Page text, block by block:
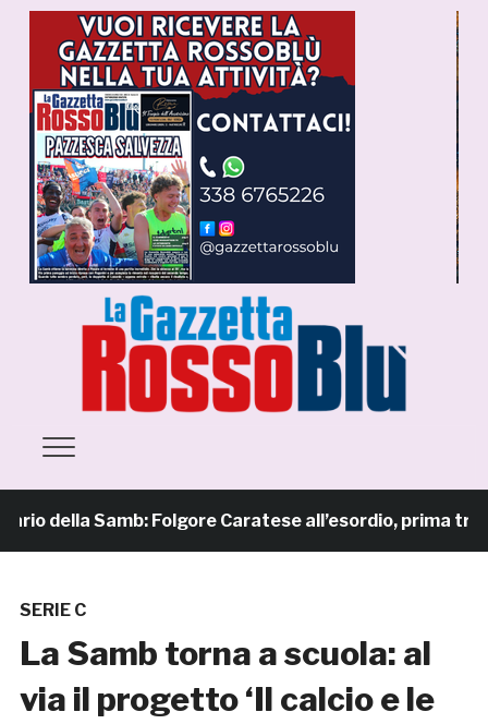
della Samb: Folgore Caratese all’esordio, prima
SERIE C
La Samb torna a scuola: al
via il progetto ‘Il calcio e le